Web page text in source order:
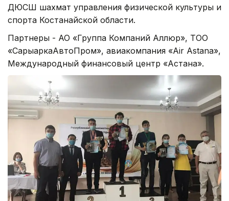
ДЮСШ шахмат управления физической культуры и
спорта Костанайской области.
Партнеры - АО «Группа Компаний Аллюр», ТОО
«СарыаркаАвтоПром», авиакомпания «Air Astana»,
Международный финансовый центр «Астана».